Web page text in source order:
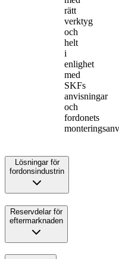
rätt
verktyg
och
helt
i
enlighet
med
SKFs
anvisningar
och
fordonets
Lösningar för
fordonsindustrin
Reservdelar för
eftermarknaden